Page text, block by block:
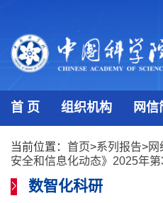
首 页 组织机构 网信
当前位置： 首页>系列报告>
安全和信息化动态》2025年第
数智化科研